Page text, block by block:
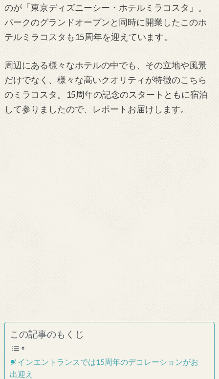
のが「東京ディズニーシー・ホテルミラコスタ」。
パークのグランドオープンと同時に開業したこのホ
テルミラコスタも15周年を迎えています。
周辺にある様々なホテルの中でも、その立地や風景
だけでなく、様々な高いクオリティが特徴のこちら
のミラコスタ。15周年の記念のスタートともに宿泊
して参りましたので、レポートお届けします。
この記事のもくじ
メインエントランスでは15周年のデコレーションがお
出迎え